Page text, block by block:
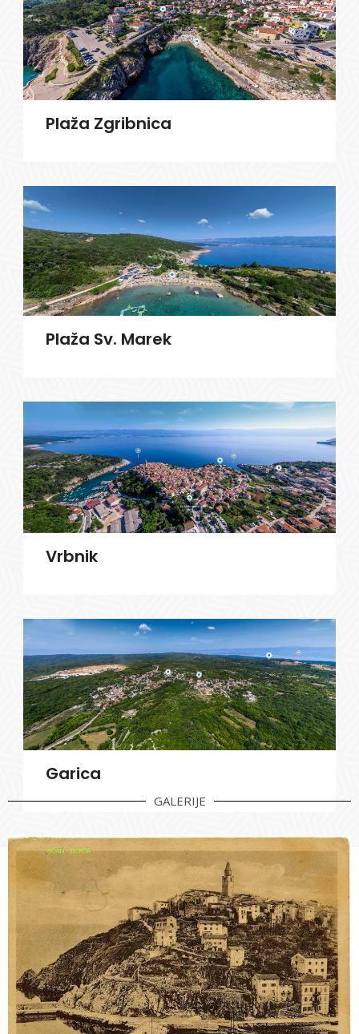
Plaža Zgribnica
Plaža Sv. Marek
Vrbnik
Garica
GALERIJE